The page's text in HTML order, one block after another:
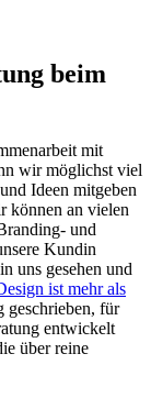
beim
mit
wir möglichst viel
Ideen mitgeben
können an vielen
und
Kundin
uns gesehen und
ist mehr als
geschrieben, für
entwickelt
über reine